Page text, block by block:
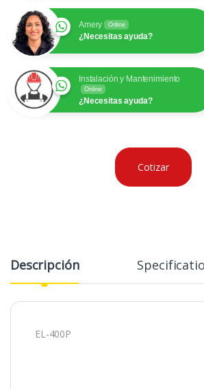
Amery Online
¿Necesitas ayuda?
Instalación y Mantenimiento
Online
¿Necesitas ayuda?
Cotizar
Descripción
EL-400P